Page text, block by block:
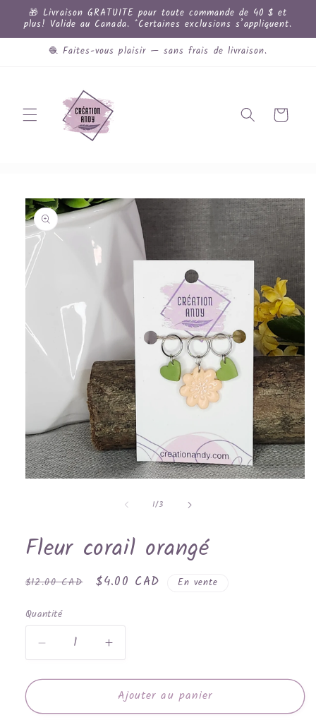
et
passer
au
contenu
🎁 Livraison GRATUITE pour toute commande de 40 $ et
plus! Valide au Canada. *Certaines exclusions s’appliquent.
🧶 Faites-vous plaisir — sans frais de livraison.
Panier
Passer aux
informations
produits
fenêtre
modale
1/de
3
Fleur corail orangé
Prix
$12.00 CAD
Prix
$4.00 CAD En vente
Quantité
Réduire
la
quantité
Fleur
Augmenter
la
quantité
de
Fleur
Ajouter au panier